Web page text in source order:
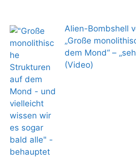
Alien-Bombshell
„Große
dem Mond“ –
(Video)